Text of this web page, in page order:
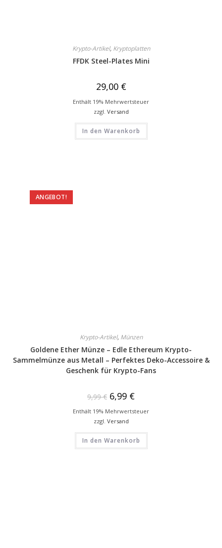
Krypto-Artikel, Kryptoplatten
FFDK Steel-Plates Mini
29,00 €
Enthält 19% Mehrwertsteuer
zzgl. Versand
In den Warenkorb
ANGEBOT!
Krypto-Artikel, Münzen
Goldene Ether Münze – Edle Ethereum Krypto-
Sammelmünze aus Metall – Perfektes Deko-Accessoire &
Geschenk für Krypto-Fans
9,99€ 6,99 €
Enthält 19% Mehrwertsteuer
zzgl. Versand
In den Warenkorb